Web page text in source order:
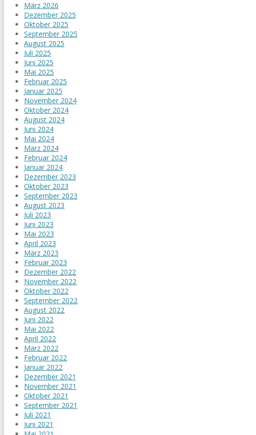
März 2026
Dezember 2025
Oktober 2025
September 2025
August 2025
Juli 2025
Juni 2025
Mai 2025
Februar 2025
Januar 2025
November 2024
Oktober 2024
August 2024
Juni 2024
Mai 2024
März 2024
Februar 2024
Januar 2024
Dezember 2023
Oktober 2023
September 2023
August 2023
Juli 2023
Juni 2023
Mai 2023
April 2023
März 2023
Februar 2023
Dezember 2022
November 2022
Oktober 2022
September 2022
August 2022
Juni 2022
Mai 2022
April 2022
März 2022
Februar 2022
Januar 2022
Dezember 2021
November 2021
Oktober 2021
September 2021
Juli 2021
Juni 2021